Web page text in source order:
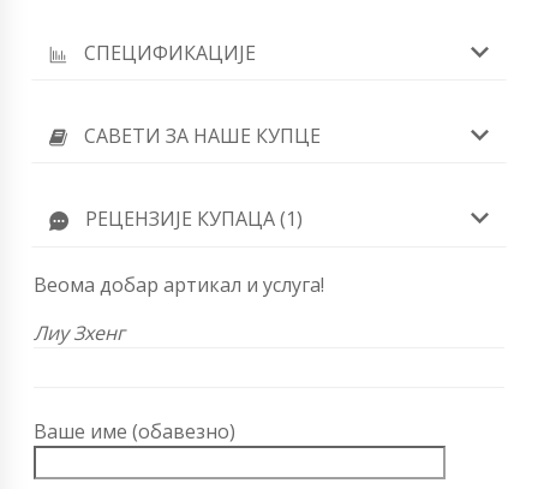
СПЕЦИФИКАЦИЈЕ
САВЕТИ ЗА НАШЕ КУПЦЕ
РЕЦЕНЗИЈЕ КУПАЦА (1)
Веома добар артикал и услуга!
Лиу Зхенг
Ваше име (обавезно)